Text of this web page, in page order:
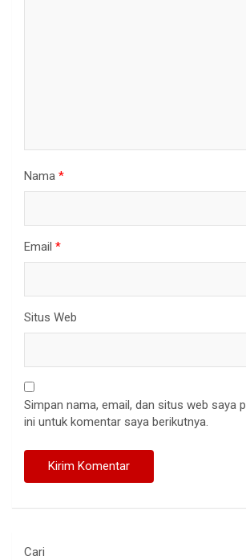
Nama *
Email *
Situs Web
Simpan nama, email, dan situs web saya
ini untuk komentar saya berikutnya.
Cari